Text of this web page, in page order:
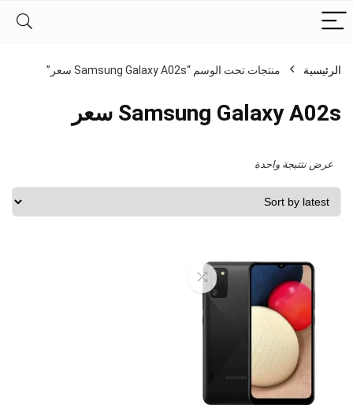
الرئيسية منتجات تحت الوسم “Samsung Galaxy A02s سعر”
Samsung Galaxy A02s سعر
عرض نتتيجة واحدة